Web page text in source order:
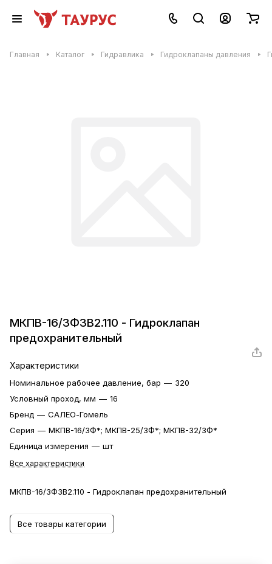
Главная Каталог Гидравлика Гидроклапаны давления
МКПВ-16/3Ф3В2.110 - Гидроклапан
предохранительный
Характеристики
Номинальное рабочее давление, бар — 320
Условный проход, мм — 16
Бренд — САЛЕО-Гомель
Серия — МКПВ-16/3Ф*; МКПВ-25/3Ф*; МКПВ-32/3Ф*
Единица измерения — шт
Все характеристики
МКПВ-16/3Ф3В2.110 - Гидроклапан предохранительный
Все товары категории